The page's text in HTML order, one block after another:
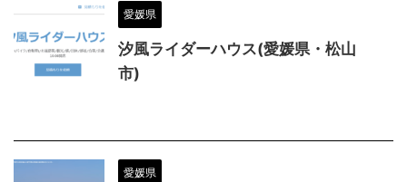
愛媛県
汐風ライダーハウス(愛媛県・松山
市)
愛媛県